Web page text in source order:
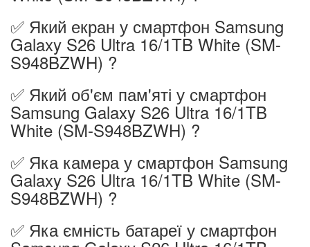
✅ Який екран у смартфон Samsung
Galaxy S26 Ultra 16/1TB White (SM-
S948BZWH) ?
✅ Який об'єм пам'яті у смартфон
Samsung Galaxy S26 Ultra 16/1TB
White (SM-S948BZWH) ?
✅ Яка камера у смартфон Samsung
Galaxy S26 Ultra 16/1TB White (SM-
S948BZWH) ?
✅ Яка ємність батареї у смартфон